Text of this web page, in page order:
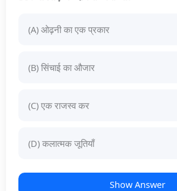
(A) ओढ़नी का एक प्रकार
(B) सिंचाई का औजार
(C) एक राजस्व कर
(D) कलात्मक जूतियाँ
Show Answer